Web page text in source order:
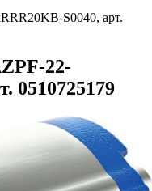
S0040, арт.
22-
0510725179